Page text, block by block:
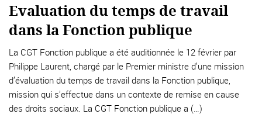
Evaluation du temps de travail
dans la Fonction publique
La CGT Fonction publique a été auditionnée le 12 février par
Philippe Laurent, chargé par le Premier ministre d’une mission
d’évaluation du temps de travail dans la Fonction publique,
mission qui s’effectue dans un contexte de remise en cause
des droits sociaux. La CGT Fonction publique a (…)